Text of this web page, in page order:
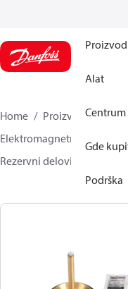
Alat
Gde
Podrška
Home Proizvodi
Elektromagnetni ventili,
Rezervni delovi i dodaci za